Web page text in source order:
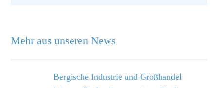
Mehr aus unseren News
Bergische Industrie und Großhandel